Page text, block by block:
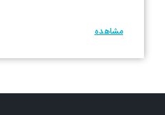
مشاهده